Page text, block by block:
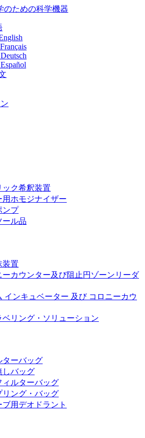
のための科学機器
Français
Deutsch
Español
ック希釈装置
用ホモジナイザー
ンプ
ール品
装置
ーカウンター及び阻止円ゾーンリーダ
インキュベーター 及び コロニーカウ
ベリング・ソリューション
ターバッグ
しバッグ
ィルターバッグ
リング・バッグ
用デオドラント